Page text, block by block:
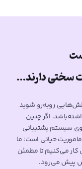
سختی دارند…
روبه‌رو شوید
اگر چنین
سیستم پشتیبانی
حیاتی است؛ ما
کار می‌کنیم تا مطمئن
پیش می‌رود.